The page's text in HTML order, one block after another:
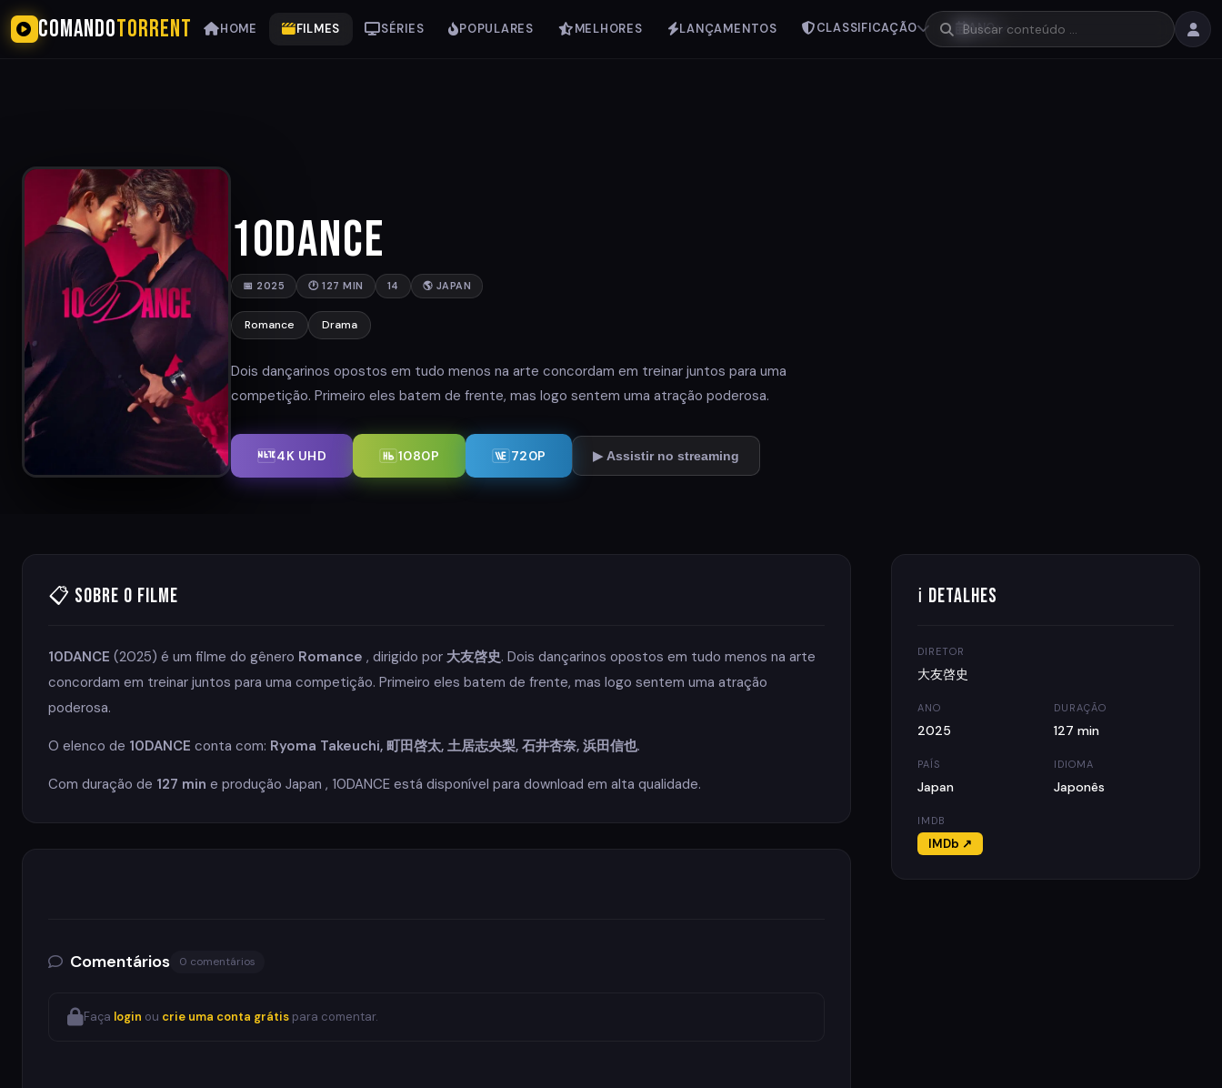
COMANDOTORRENT HOME FILMES SÉRIES POPULARES MELHORES LANÇAMENTOS CLASSIFICAÇÃO ANO
10DANCE
📅 2025 🕐 127 MIN 14 🌎 JAPAN
Romance Drama
Dois dançarinos opostos em tudo menos na arte concordam em treinar juntos para uma
competição. Primeiro eles batem de frente, mas logo sentem uma atração poderosa.
4K UHD 1080P 720P ▶ Assistir no streaming
📋 Sobre o Filme
10DANCE (2025) é um filme do gênero Romance , dirigido por 大友啓史. Dois dançarinos opostos em tudo menos na arte
concordam em treinar juntos para uma competição. Primeiro eles batem de frente, mas logo sentem uma atração
poderosa.
O elenco de 10DANCE conta com: Ryoma Takeuchi, 町田啓太, 土居志央梨, 石井杏奈, 浜田信也.
Com duração de 127 min e produção Japan , 10DANCE está disponível para download em alta qualidade.
Comentários 0 comentários
Faça login ou crie uma conta grátis para comentar.
ℹ Detalhes
DIRETOR
大友啓史
ANO
2025
DURAÇÃO
127 min
PAÍS
Japan
IDIOMA
Japonês
IMDB
IMDb ↗